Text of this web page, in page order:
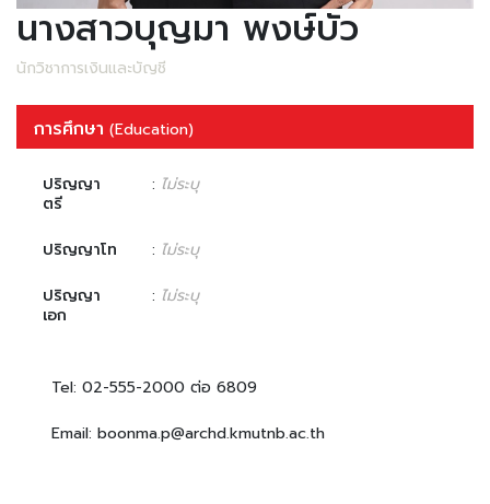
นางสาวบุญมา พงษ์บัว
นักวิชาการเงินและบัญชี
การศึกษา (Education)
ปริญญา
ตรี
: ไม่ระบุ
ปริญญาโท : ไม่ระบุ
ปริญญา
เอก
: ไม่ระบุ
Tel: 02-555-2000 ต่อ 6809
Email: boonma.p@archd.kmutnb.ac.th